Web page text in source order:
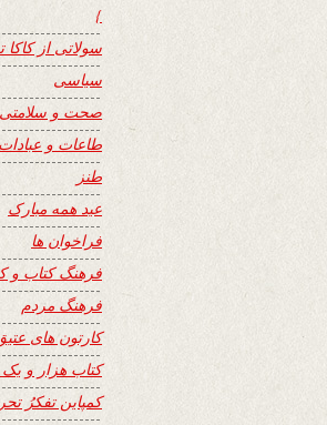
}
سولاتی از کاکا
سیاسی
صحت و سلامتی
طاعات و
طنز
عید همه مبارک
فراخوان ها
فرهنگ کتاب و
فرهنگ مردم
کارتون های
کتاب هزار و
کمپاین تفکرُ